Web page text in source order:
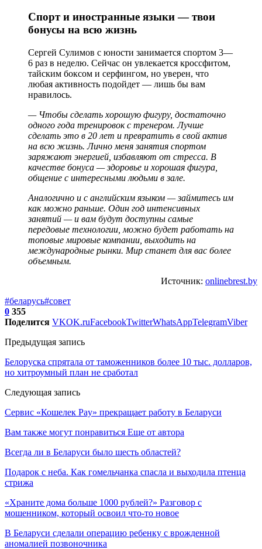
Спорт и иностранные языки — твои
бонусы на всю жизнь
Сергей Сулимов с юности занимается спортом 3—
6 раз в неделю. Сейчас он увлекается кроссфитом,
тайским боксом и серфингом, но уверен, что
любая активность подойдет — лишь бы вам
нравилось.
— Чтобы сделать хорошую фигуру, достаточно
одного года тренировок с тренером. Лучше
сделать это в 20 лет и превратить в свой актив
на всю жизнь. Лично меня занятия спортом
заряжают энергией, избавляют от стресса. В
качестве бонуса — здоровье и хорошая фигура,
общение с интересными людьми в зале.
Аналогично и с английским языком — займитесь им
как можно раньше. Один год интенсивных
занятий — и вам будут доступны самые
передовые технологии, можно будет работать на
топовые мировые компании, выходить на
международные рынки. Мир станет для вас более
объемным.
Источник: onlinebrest.by
#беларусь#совет
0 355
Поделится VKOK.ruFacebookTwitterWhatsAppTelegramViber
Предыдущая запись
Белоруска спрятала от таможенников более 10 тыс. долларов,
но хитроумный план не сработал
Следующая запись
Сервис «Кошелек Pay» прекращает работу в Беларуси
Вам также могут понравиться Еще от автора
Всегда ли в Беларуси было шесть областей?
Подарок с неба. Как гомельчанка спасла и выходила птенца
стрижа
«Храните дома больше 1000 рублей?» Разговор с
мошенником, который освоил что-то новое
В Беларуси сделали операцию ребенку с врожденной
аномалией позвоночника